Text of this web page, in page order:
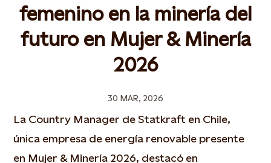
femenino en la minería del
futuro en Mujer & Minería
2026
30 MAR, 2026
La Country Manager de Statkraft en Chile,
única empresa de energía renovable presente
en Mujer & Minería 2026, destacó en